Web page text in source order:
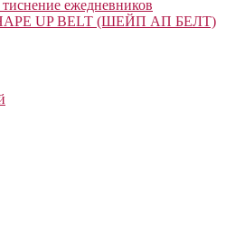
ежедневников
UP BELT (ШЕЙП АП БЕЛТ)